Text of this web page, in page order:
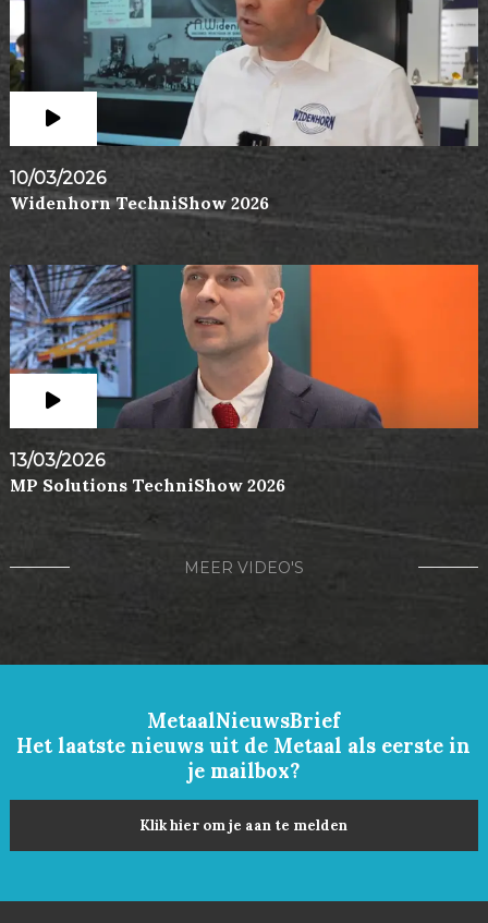
10/03/2026
Widenhorn TechniShow 2026
13/03/2026
MP Solutions TechniShow 2026
MEER VIDEO'S
MetaalNieuwsBrief
Het laatste nieuws uit de Metaal als eerste in
je mailbox?
Klik hier om je aan te melden